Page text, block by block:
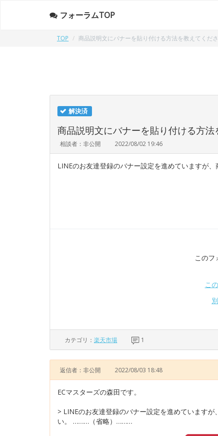
フォーラムTOP
TOP 商品説明文にバナーを貼り付ける方法を教えてくだ
解決済
商品説明文にバナーを貼り付ける方
相談者：非公開 2022/08/02 19:46
LINEのお友達登録のバナー設定を進めていますが
このフ
こ
カテゴリ： 楽天市場 1
返信者：非公開 2022/08/03 18:48
ECマスターズの森田です。
> LINEのお友達登録のバナー設定を進めています
い。 ………（省略）………